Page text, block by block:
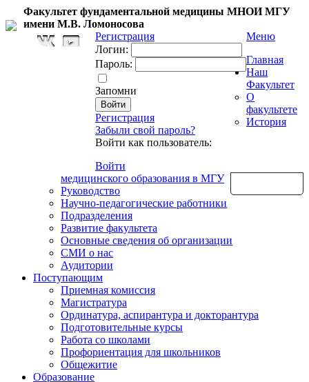
Факультет фундаментальной медицины МНОИ МГУ
имени М.В. Ломоносова
Регистрация
Логин:
Пароль:
Запомни
Регистрация
Забыли свой пароль?
Войти как пользователь:
Войти
Меню
Главная
Наш
Факультет
О
факультете
История
медицинского образования в МГУ
Руководство
Научно-педагогические работники
Подразделения
Развитие факультета
Основные сведения об организации
СМИ о нас
Аудитории
Поступающим
Приемная комиссия
Магистратура
Ординатура, аспирантура и докторантура
Подготовительные курсы
Работа со школами
Профориентация для школьников
Общежитие
Образование